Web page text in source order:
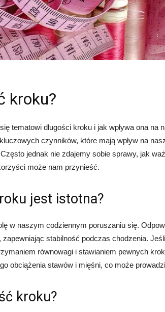
kroku?
tematowi długości kroku i jak wpływa ona na
czynników, które mają wpływ na
jednak nie zdajemy sobie sprawy, jak
może nam przynieść.
jest istotna?
w naszym codziennym poruszaniu się.
stabilność podczas chodzenia.
równowagi i stawianiem pewnych
obciążenia stawów i mięśni, co może
kroku?